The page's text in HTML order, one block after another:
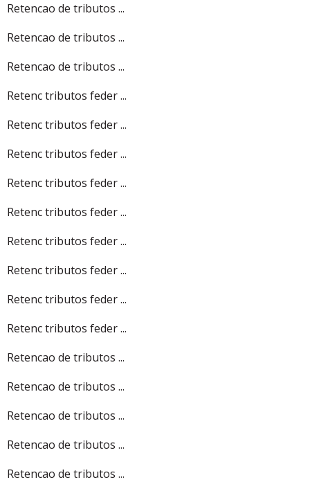
Retencao de tributos ...
Retencao de tributos ...
Retencao de tributos ...
Retenc tributos feder ...
Retenc tributos feder ...
Retenc tributos feder ...
Retenc tributos feder ...
Retenc tributos feder ...
Retenc tributos feder ...
Retenc tributos feder ...
Retenc tributos feder ...
Retenc tributos feder ...
Retencao de tributos ...
Retencao de tributos ...
Retencao de tributos ...
Retencao de tributos ...
Retencao de tributos ...